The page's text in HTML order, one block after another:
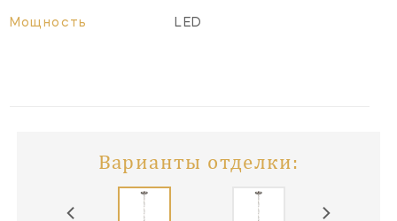
Мощность LED
Варианты отделки: